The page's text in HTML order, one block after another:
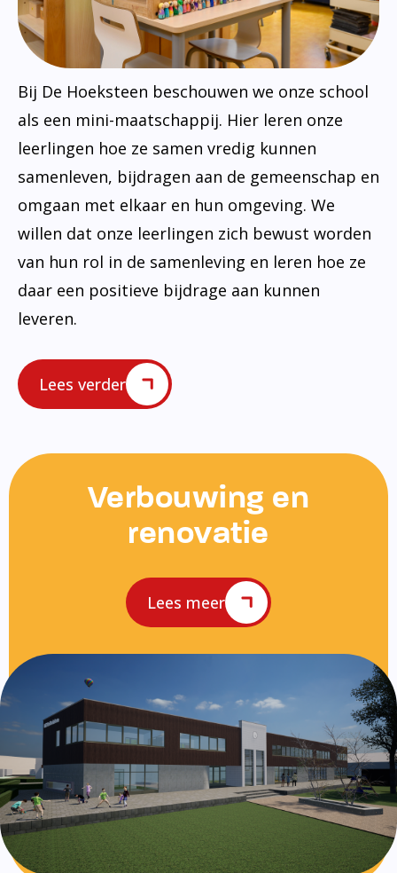
Bij De Hoeksteen beschouwen we onze school
als een mini-maatschappij. Hier leren onze
leerlingen hoe ze samen vredig kunnen
samenleven, bijdragen aan de gemeenschap en
omgaan met elkaar en hun omgeving. We
willen dat onze leerlingen zich bewust worden
van hun rol in de samenleving en leren hoe ze
daar een positieve bijdrage aan kunnen
leveren.
Lees verder
Verbouwing en
renovatie
Lees meer